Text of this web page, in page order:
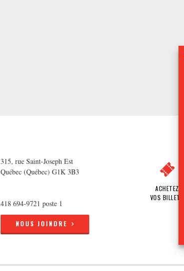
315, rue Saint-Joseph Est
Québec (Québec) G1K 3B3
418 694-9721 poste 1
NOUS JOINDRE
ACHETEZ
VOS BILLETS